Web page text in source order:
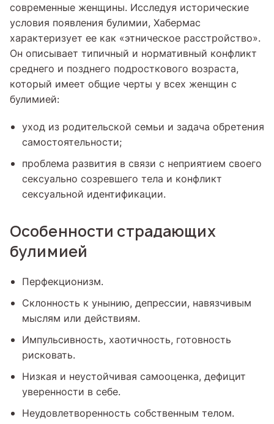
современные женщины. Исследуя исторические
условия появления булимии, Хабермас
характеризует ее как «этническое расстройство».
Он описывает типичный и нормативный конфликт
среднего и позднего подросткового возраста,
который имеет общие черты у всех женщин с
булимией:
уход из родительской семьи и задача обретения
самостоятельности;
проблема развития в связи с неприятием своего
сексуально созревшего тела и конфликт
сексуальной идентификации.
Особенности страдающих
булимией
Перфекционизм.
Склонность к унынию, депрессии, навязчивым
мыслям или действиям.
Импульсивность, хаотичность, готовность
рисковать.
Низкая и неустойчивая самооценка, дефицит
уверенности в себе.
Неудовлетворенность собственным телом.